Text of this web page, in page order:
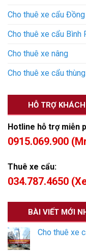
Cho thuê xe cẩu
Cho thuê xe cẩu Bình
Cho thuê xe nâng
Cho thuê xe cẩu thùng
HỖ TRỢ
Hotline hỗ trợ miễn
0915.069.900
Thuê xe cẩu:
034.787.4650
BÀI VIẾT MỚI
Cho thuê xe